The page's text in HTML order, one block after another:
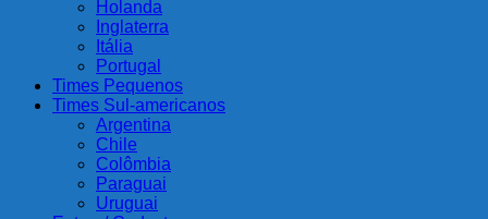
Holanda
Inglaterra
Itália
Portugal
Times Pequenos
Times Sul-americanos
Argentina
Chile
Colômbia
Paraguai
Uruguai